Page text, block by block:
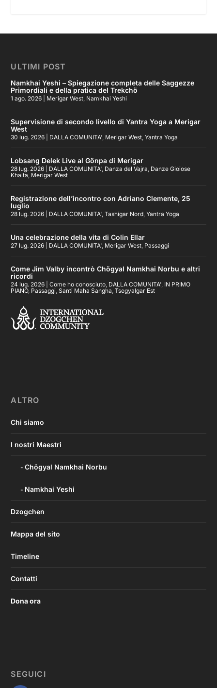
ULTIMI POST
Namkhai Yeshi – Spiegazione completa delle Saggezze
Primordiali e della pratica del Trekchö
1 ago. 2026 Merigar West Namkhai Yeshi
Supervisione di secondo livello di Yantra Yoga a Merigar
West
30 lug. 2026 DALLA COMUNITA' Merigar West ,Yantra Yoga
Lobsang Delek Live al Gönpa di Merigar
28 lug. 2026 DALLA COMUNITA' Danza del Vajra Danze Gioiose
Khaita Merigar West
Registrazione dell’incontro con Adriano Clemente, 25
luglio
28 lug. 2026 DALLA COMUNITA' ,Tashigar Nord ,Yantra Yoga
Una celebrazione della vita di Colin Ellar
27 lug. 2026 DALLA COMUNITA' Merigar West Passaggi
Come Jim Valby incontrò Chögyal Namkhai Norbu e altri
ricordi
24 lug. 2026 |Come ho conosciuto DALLA COMUNITA' IN PRIMO
PIANO, Passaggi ,Santi Maha Sangha ,Tsegyalgar Est
ALTRO
Chi siamo
I nostri Maestri
Chögyal Namkhai Norbu
Namkhai Yeshi
Dzogchen
Mappa del sito
Timeline
Contatti
Dona ora
SEGUICI